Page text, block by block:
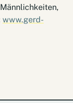
www.gerd-